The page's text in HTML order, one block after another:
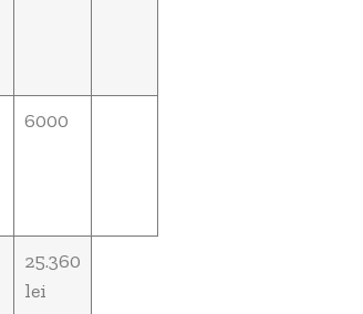
6000
25.360
lei